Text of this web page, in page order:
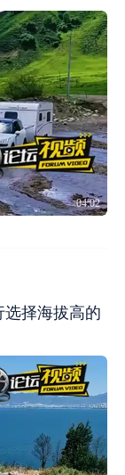
04:02
择海拔高的